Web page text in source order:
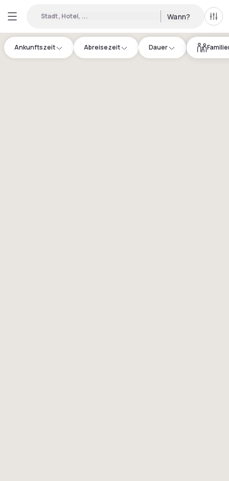
Stadt, Hotel, ... Wann? Alle
Ankunftszeit Abreisezeit Dauer